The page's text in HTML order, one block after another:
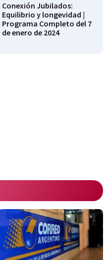
Conexión Jubilados:
Equilibrio y longevidad |
Programa Completo del 7
de enero de 2024